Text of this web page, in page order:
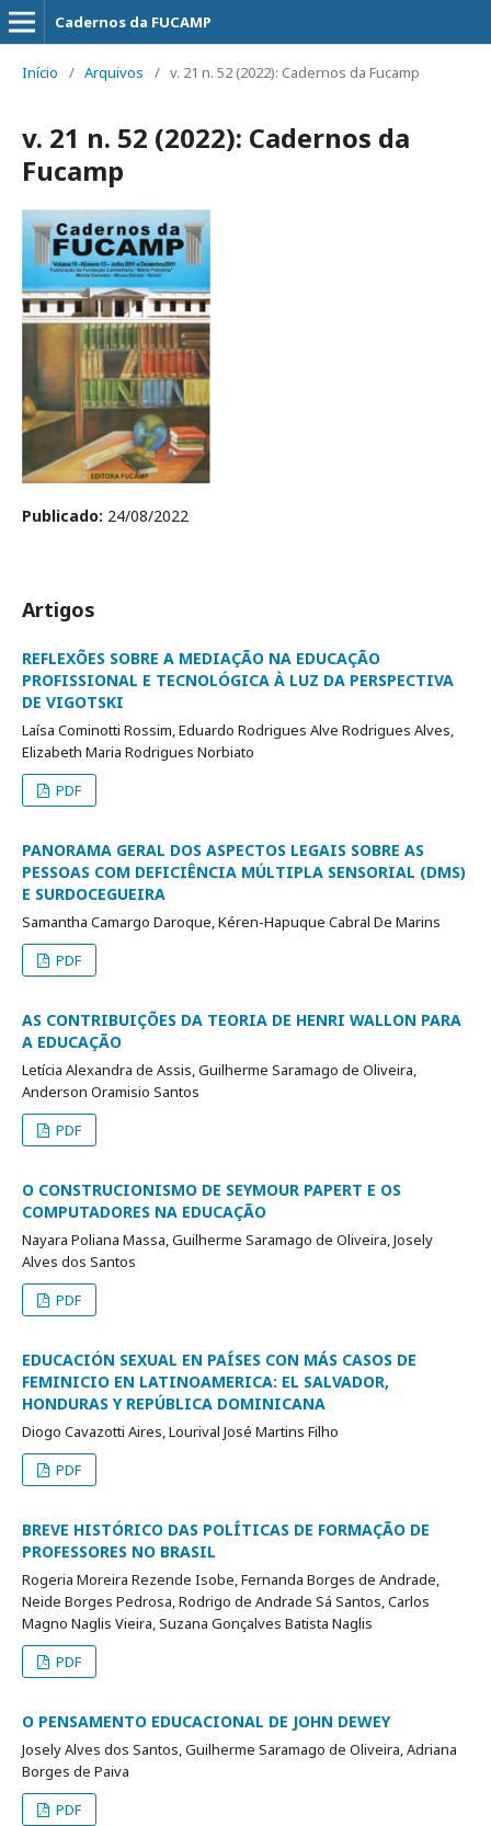
Cadernos da FUCAMP
Início / Arquivos / v. 21 n. 52 (2022): Cadernos da Fucamp
v. 21 n. 52 (2022): Cadernos da
Fucamp
Publicado: 24/08/2022
Artigos
REFLEXÕES SOBRE A MEDIAÇÃO NA EDUCAÇÃO
PROFISSIONAL E TECNOLÓGICA À LUZ DA PERSPECTIVA
DE VIGOTSKI
Laísa Cominotti Rossim, Eduardo Rodrigues Alve Rodrigues Alves,
Elizabeth Maria Rodrigues Norbiato
PDF
PANORAMA GERAL DOS ASPECTOS LEGAIS SOBRE AS
PESSOAS COM DEFICIÊNCIA MÚLTIPLA SENSORIAL (DMS)
E SURDOCEGUEIRA
Samantha Camargo Daroque, Kéren-Hapuque Cabral De Marins
PDF
AS CONTRIBUIÇÕES DA TEORIA DE HENRI WALLON PARA
A EDUCAÇÃO
Letícia Alexandra de Assis, Guilherme Saramago de Oliveira,
Anderson Oramisio Santos
PDF
O CONSTRUCIONISMO DE SEYMOUR PAPERT E OS
COMPUTADORES NA EDUCAÇÃO
Nayara Poliana Massa, Guilherme Saramago de Oliveira, Josely
Alves dos Santos
PDF
EDUCACIÓN SEXUAL EN PAÍSES CON MÁS CASOS DE
FEMINICIO EN LATINOAMERICA: EL SALVADOR,
HONDURAS Y REPÚBLICA DOMINICANA
Diogo Cavazotti Aires, Lourival José Martins Filho
PDF
BREVE HISTÓRICO DAS POLÍTICAS DE FORMAÇÃO DE
PROFESSORES NO BRASIL
Rogeria Moreira Rezende Isobe, Fernanda Borges de Andrade,
Neide Borges Pedrosa, Rodrigo de Andrade Sá Santos, Carlos
Magno Naglis Vieira, Suzana Gonçalves Batista Naglis
PDF
O PENSAMENTO EDUCACIONAL DE JOHN DEWEY
Josely Alves dos Santos, Guilherme Saramago de Oliveira, Adriana
Borges de Paiva
PDF